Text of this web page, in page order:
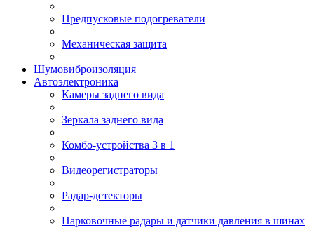
Предпусковые подогреватели
Механическая защита
Шумовиброизоляция
Автоэлектроника
Камеры заднего вида
Зеркала заднего вида
Комбо-устройства 3 в 1
Видеорегистраторы
Радар-детекторы
Парковочные радары и датчики давления в шинах